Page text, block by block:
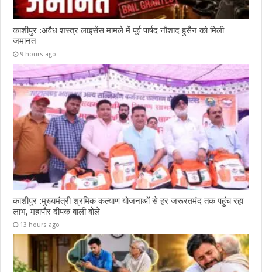
काशीपुर :अवैध शस्त्र लाइसेंस मामले में पूर्व पार्षद नौशाद हुसैन को मिली
जमानत
9 hours ago
काशीपुर :मुख्यमंत्री श्रमिक कल्याण योजनाओं से हर जरूरतमंद तक पहुंच रहा
लाभ, महापौर दीपक बाली बोले
13 hours ago